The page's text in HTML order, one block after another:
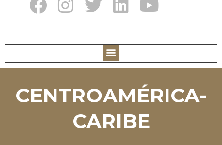
CENTROAMÉRICA-
CARIBE